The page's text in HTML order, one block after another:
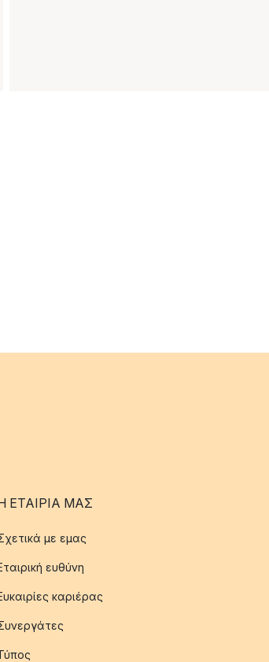
ΕΤΑΊΡΙΑ ΜΑΣ
με εμας
ευθύνη
καριέρας